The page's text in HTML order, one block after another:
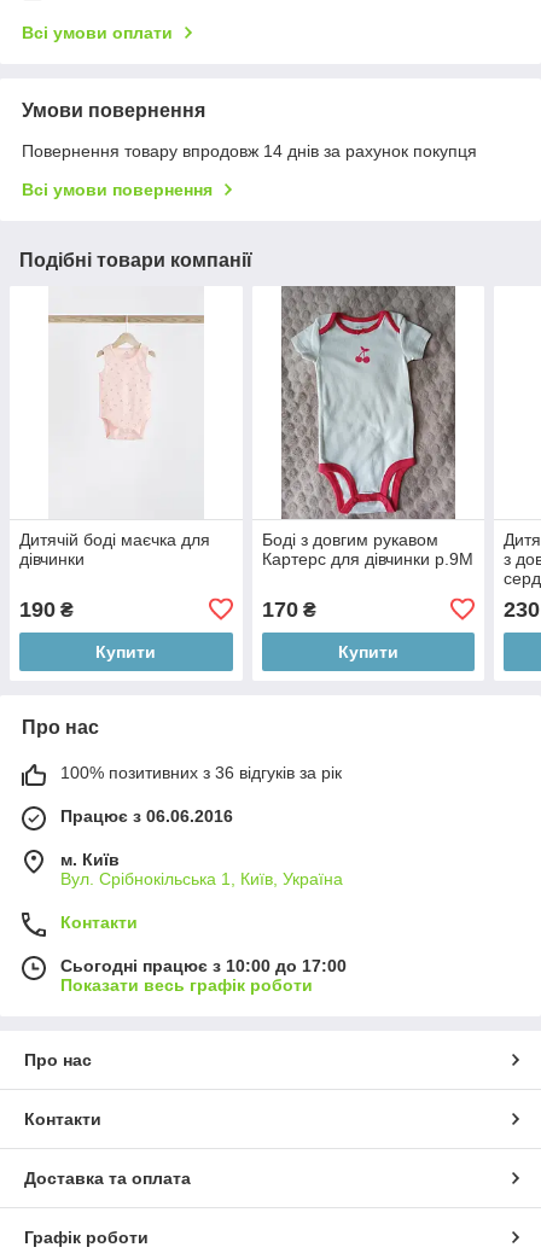
Всі умови оплати
Умови повернення
Повернення товару впродовж 14 днів за рахунок покупця
Всі умови повернення
Подібні товари компанії
Дитячій боді маєчка для
дівчинки
190 ₴
Купити
Боді з довгим рукавом
Картерс для дівчинки р.9М
170₴
Купити
з
230
Про нас
100% позитивних з 36 відгуків за рік
Працює з 06.06.2016
м. Київ
Вул. Срібнокільська 1, Київ, Україна
Контакти
Сьогодні працює з 10:00 до 17:00
Показати весь графік роботи
Про нас
Контакти
Доставка та оплата
Графік роботи